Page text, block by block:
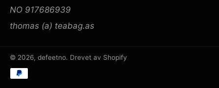
NO 917686939
thomas (a) teabag.as
© 2026, defeetno. Drevet av Shopify
Betalingsmetoder